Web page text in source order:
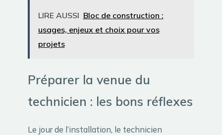
LIRE AUSSI Bloc de construction :
usages, enjeux et choix pour vos
projets
Préparer la venue du
technicien : les bons réflexes
Le jour de l’installation, le technicien